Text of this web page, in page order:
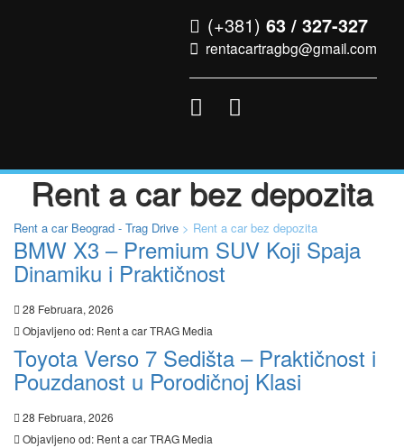
(+381) 63 / 327-327
rentacartragbg@gmail.com
Rent a car bez depozita
Rent a car Beograd - Trag Drive > Rent a car bez depozita
BMW X3 – Premium SUV Koji Spaja
Dinamiku i Praktičnost
28 Februara, 2026
Objavljeno od: Rent a car TRAG Media
Toyota Verso 7 Sedišta – Praktičnost i
Pouzdanost u Porodičnoj Klasi
28 Februara, 2026
Objavljeno od: Rent a car TRAG Media